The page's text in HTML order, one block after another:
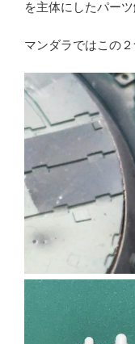
を主体にしたパー
マンダラではこの２